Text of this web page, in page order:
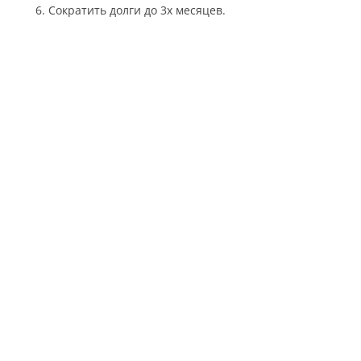
Сократить долги до 3х месяцев.